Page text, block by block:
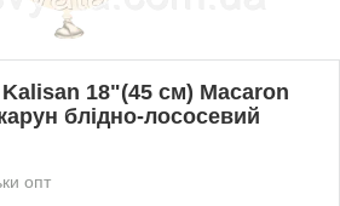
18"(45 см) Macaron
блідно-лососевий
опт